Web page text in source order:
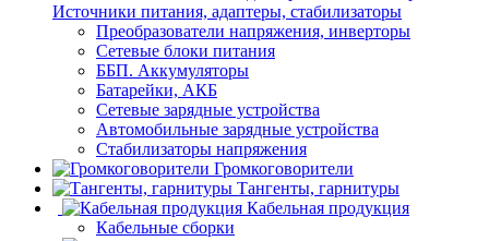
Источники питания, адаптеры, стабилизаторы
Преобразователи напряжения, инверторы
Сетевые блоки питания
ББП. Аккумуляторы
Батарейки, АКБ
Сетевые зарядные устройства
Автомобильные зарядные устройства
Стабилизаторы напряжения
Громкоговорители
Тангенты, гарнитуры
Кабельная продукция
Кабельные сборки